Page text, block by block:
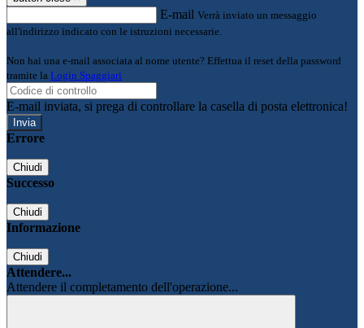
E-mail Verrà inviato un messaggio
all'indirizzo indicato con le istruzioni necessarie.
Non hai una e-mail associata al nome utente? Effettua il reset della password
tramite la Login Spaggiari
E-mail inviata, si prega di controllare la casella di posta elettronica!
Errore
Chiudi
Successo
Chiudi
Informazione
Chiudi
Attendere...
Attendere il completamento dell'operazione...